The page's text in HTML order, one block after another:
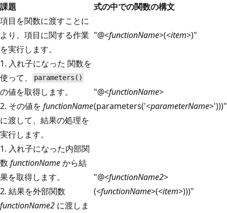
課題
式の中での関数の構文
項目を関数に渡すことに
より、項目に関する作業
を実行します。
"@<functionName>(<item>)"
1. 入れ子になった 関数を
使って、
parameters()
の値を取得します。
2. その値を functionName
に渡して、結果の処理を
実行します。
"@<functionName>
(parameters('<parameterName>')))"
1. 入れ子になった内部関
数 functionNameから結
果を取得します。
2. 結果を外部関数
functionName2 に渡しま
"@<functionName2>
(<functionName>(<item>)))"